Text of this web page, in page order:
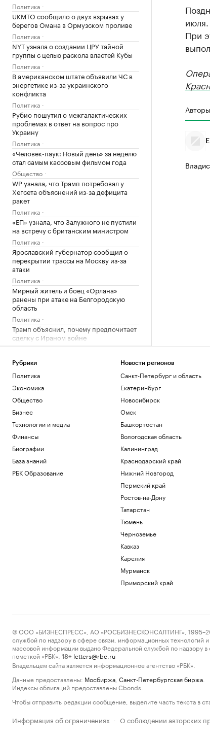
Политика
UKMTO сообщило о двух взрывах у
берегов Омана в Ормузском проливе
Политика
NYT узнала о создании ЦРУ тайной
группы с целью раскола властей Кубы
Политика
В американском штате объявили ЧС в
энергетике из-за украинского
конфликта
Политика
Рубио пошутил о межгалактических
проблемах в ответ на вопрос про
Украину
Политика
«Человек-паук: Новый день» за неделю
стал самым кассовым фильмом года
Общество
WP узнала, что Трамп потребовал у
Хегсета объяснений из-за дефицита
ракет
Политика
«ЕП» узнала, что Залужного не пустили
на встречу с британским министром
Политика
Ярославский губернатор сообщил о
перекрытии трассы на Москву из-за
атаки
Политика
Мирный житель и боец «Орлана»
ранены при атаке на Белгородскую
область
Политика
Трамп объяснил, почему предпочитает
сделку с Ираном войне
Политика
Киев раскрыл «колоссальную сумму»
бюджетной помощи от Запада с 2022
года
Политика
Число закрытых за ночь российских
аэропортов выросло до восьми
Политика
Залужный заявил, что Киев исчерпал
ресурс вооружений в конфликте
Политика
При
Авторы
Рубрики
Политика
Экономика
Общество
Бизнес
Технологии и медиа
Финансы
Биографии
База знаний
РБК Образование
Новости регионов
Санкт-Петербург и область
Екатеринбург
Новосибирск
Омск
Башкортостан
Вологодская область
Калининград
Краснодарский край
Нижний Новгород
Пермский край
Ростов-на-Дону
Татарстан
Тюмень
Черноземье
Кавказ
Карелия
Мурманск
Приморский край
© ООО «БИЗНЕСПРЕСС», АО «РОСБИЗНЕСКОНСАЛТИНГ»,
службой по надзору в сфере связи, информационных технологий
массовой информации выдано Федеральной службой по надзору
пометкой «РБК».
18+ letters@rbc.ru
Владельцем сайта является информационное агентство «РБК».
Данные предоставлены: Мосбиржа Санкт-Петербургская биржа
Индексы облигаций предоставлены Cbonds.
Чтобы отправить редакции сообщение, выделите часть текста в
Информация об ограничениях · О соблюдении авторских